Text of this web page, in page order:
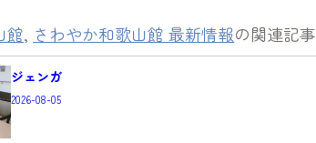
館, さわやか和歌山館 最新情報の関連記事
ジェンガ
2026-08-05